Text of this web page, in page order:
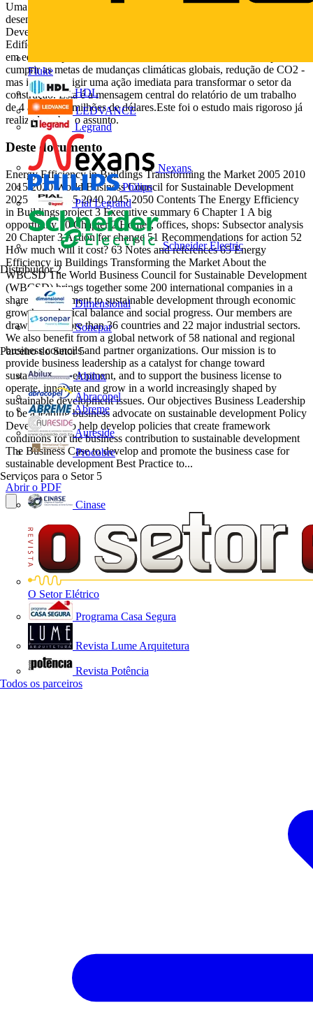
Fluke
HDL
LEDVANCE
Legrand
Nexans
Philips
Pial Legrand
Schneider Electric
Distribuidor 2
Dimensional
Sonepar
Parceiro do Setor 5
Abilux
Abracopel
Abreme
Aureside
Procobre
Serviços para o Setor 5
Cinase
O Setor Elétrico
Programa Casa Segura
Revista Lume Arquitetura
Revista Potência
Todos os parceiros
Uma nova visão em eficiência energética em edificações. Estudo
desenvolvido pela World Business Council for Sustainable
Development. O relatório da EEB - Eficiência Energética em
Edifícios - Transformando o Mercado mostra como o uso da energia
em edifícios pode ser reduzido em 60% até 2050 - essencial para
cumprir as metas de mudanças climáticas globais, redução de CO2 -
mas isso vai exigir uma ação imediata para transformar o setor da
construção. Esta é a mensagem central do relatório de um trabalho
de 4 anos e 15 milhões de dólares.Este foi o estudo mais rigoroso já
realizado sobre o assunto.
Deste documento
Energy Efficiency in Buildings Transforming the Market 2005 2010
2015 2020 World Business Council for Sustainable Development
2025 2030 2035 2040 2045 2050 Contents The Energy Efficiency
in Buildings project 3 Executive summary 6 Chapter 1 A big
opportunity 10 Chapter 2 Homes, offices, shops: Subsector analysis
20 Chapter 3 Action for change 51 Recommendations for action 52
How much will it cost? 63 Notes and references 65 Energy
Efficiency in Buildings Transforming the Market About the
WBCSD The World Business Council for Sustainable Development
(WBCSD) brings together some 200 international companies in a
shared commitment to sustainable development through economic
growth, ecological balance and social progress. Our members are
drawn from more than 36 countries and 22 major industrial sectors.
We also benefit from a global network of 58 national and regional
business councils and partner organizations. Our mission is to
provide business leadership as a catalyst for change toward
sustainable development, and to support the business license to
operate, innovate and grow in a world increasingly shaped by
sustainable development issues. Our objectives Business Leadership
to be a leading business advocate on sustainable development Policy
Development to help develop policies that create framework
conditions for the business contribution to sustainable development
The Business Case to develop and promote the business case for
sustainable development Best Practice to...
Abrir o PDF